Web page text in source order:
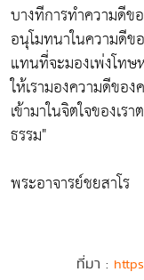
บางทีการทำความดีข
อนุโมทนาในความดีข
แทนที่จะมองเพ่งโท
ให้เรามองความดีขอ
เข้ามาในจิตใจของเร
ธรรม"
พระอาจารย์ชยสาโร
ที่มา :